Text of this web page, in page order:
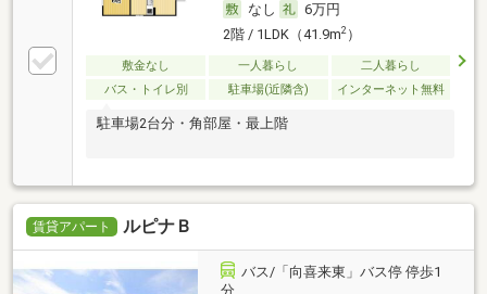
なし
6万円
2階 / 1LDK（41.9m2）
敷金なし 一人暮らし
二人暮らし
バス・トイレ別
駐車場(近隣含) インターネット無料
駐車場2台分・角部屋・最上階
賃貸アパート ルピナＢ
バス/「向喜来東」バス停 停歩1
分